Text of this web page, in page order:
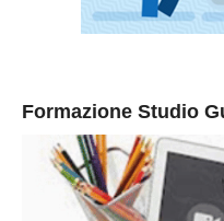
Formazione Studio